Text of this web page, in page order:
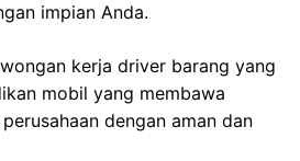
impian Anda.
kerja driver barang yang
mobil yang membawa
dengan aman dan